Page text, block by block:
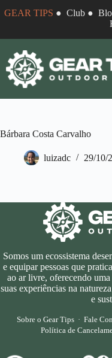
para
conteúdo
GEAR TIPS ●Club ●
Bárbara Costa Carvalho
luizadc 29/10/
Somos um ecossistema
e equipar pessoas que
ao ar livre, oferecendo
suas experiências na
e
Sobre o Gear Tips· Fale
Política de